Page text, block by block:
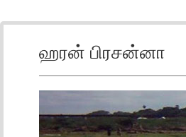
ஹரன் பிரசன்னா